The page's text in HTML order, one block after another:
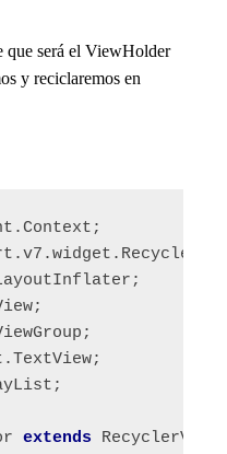
que será el ViewHolder
y reciclaremos en
extends